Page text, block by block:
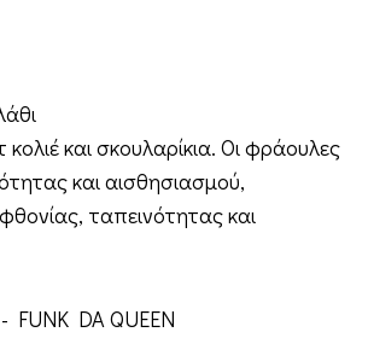
και σκουλαρίκια. Οι φράουλες
και αισθησιασμού,
ταπεινότητας και